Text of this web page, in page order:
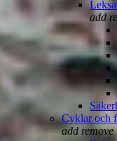
add
Cyklar och
add remove